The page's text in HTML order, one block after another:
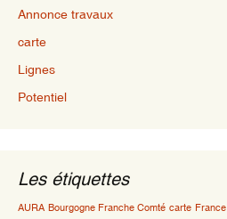
Annonce travaux
carte
Lignes
Potentiel
Les étiquettes
AURA Bourgogne Franche Comté carte France